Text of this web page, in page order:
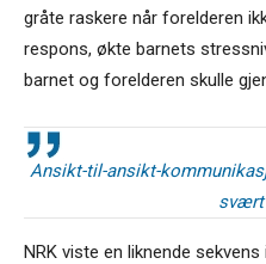
gråte raskere når forelderen
respons, økte barnets
barnet og forelderen skulle
Ansikt-til-ansikt-
svært
NRK viste en liknende